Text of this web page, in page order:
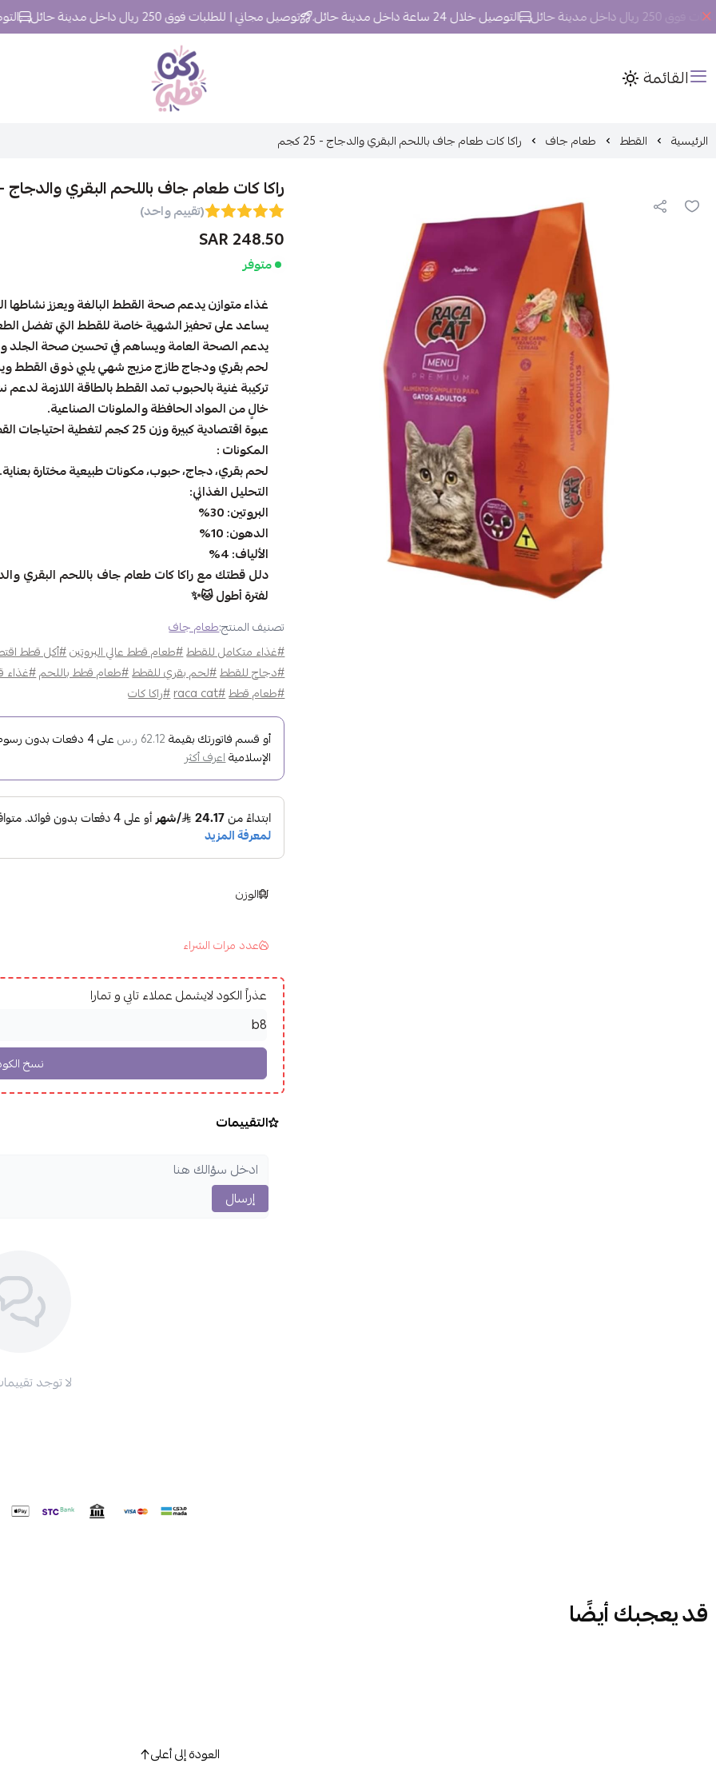
مدينة حائل التوصيل خلال 24 ساعة داخل مدينة حائل. توصيل مجاني | للطلبات فوق 250 ريال داخل مدينة حائل التوصيل خلال
القائمة ركن قطي
الرئيسية القطط طعام جاف راكا كات طعام جاف باللحم البقري والدجاج - 25 كجم
راكا كات طعام جاف باللحم البقري والدجاج - 25 كجم
(تقييم واحد)
248.50 SAR
متوفر
غذاء متوازن يدعم صحة القطط البالغة ويعزز نشاطها
يساعد على تحفيز الشهية خاصة للقطط التي تفضل
يدعم الصحة العامة ويساهم في تحسين صحة الجلد
لحم بقري ودجاج طازج مزيج شهي يلبي ذوق القطط
تركيبة غنية بالحبوب تمد القطط بالطاقة اللازمة لدعم
خالٍ من المواد الحافظة والملونات الصناعية.
عبوة اقتصادية كبيرة وزن 25 كجم لتغطية احتياجات القطط لفترة طويلة.
المكونات :
لحم بقري، دجاج، حبوب، مكونات طبيعية مختارة بعناية.
التحليل الغذائي:
البروتين: 30%
الدهون: 10%
الألياف: 4%
دلل قطتك مع راكا كات طعام جاف باللحم البقري
لفترة أطول 🐱✨
تصنيف المنتج:طعام جاف
#غذاء متكامل للقطط#طعام قطط عالي البروتين#أكل قطط
#دجاج للقطط#لحم بقري للقطط#طعام قطط باللحم#غذاء
#طعام قطط#raca cat #راكا كات
أو قسم فاتورتك بقيمة 62.12 ر.س على4 دفعات بدون رسوم
الإسلاميةاعرف أكثر
الوزن
عدد مرات الشراء
عذراً الكود لايشمل عملاء تابي و تمارا
التقييمات
إرسال
لا توجد
قد يعجبك أيضًا
العودة إلى أعلى